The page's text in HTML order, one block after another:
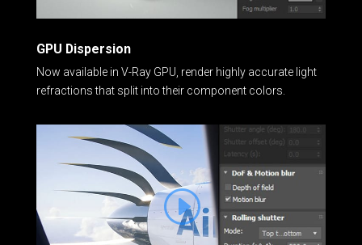
GPU Dispersion
Now available in V-Ray GPU, render highly accurate light
refractions that split into their component colors.